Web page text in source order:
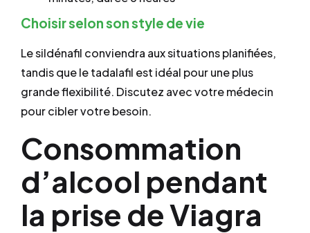
Choisir selon son style de vie
Le sildénafil conviendra aux situations planifiées,
tandis que le tadalafil est idéal pour une plus
grande flexibilité. Discutez avec votre médecin
pour cibler votre besoin.
Consommation
d’alcool pendant
la prise de Viagra